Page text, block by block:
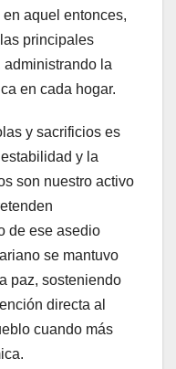
aquel entonces,
principales
administrando la
en cada hogar.
y sacrificios es
y la
son nuestro activo
de ese asedio
se mantuvo
paz, sosteniendo
directa al
cuando más